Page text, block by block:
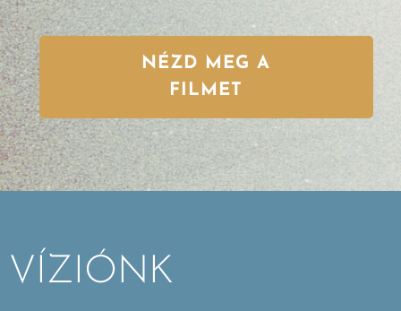
NÉZD MEG A
FILMET
VÍZIÓNK